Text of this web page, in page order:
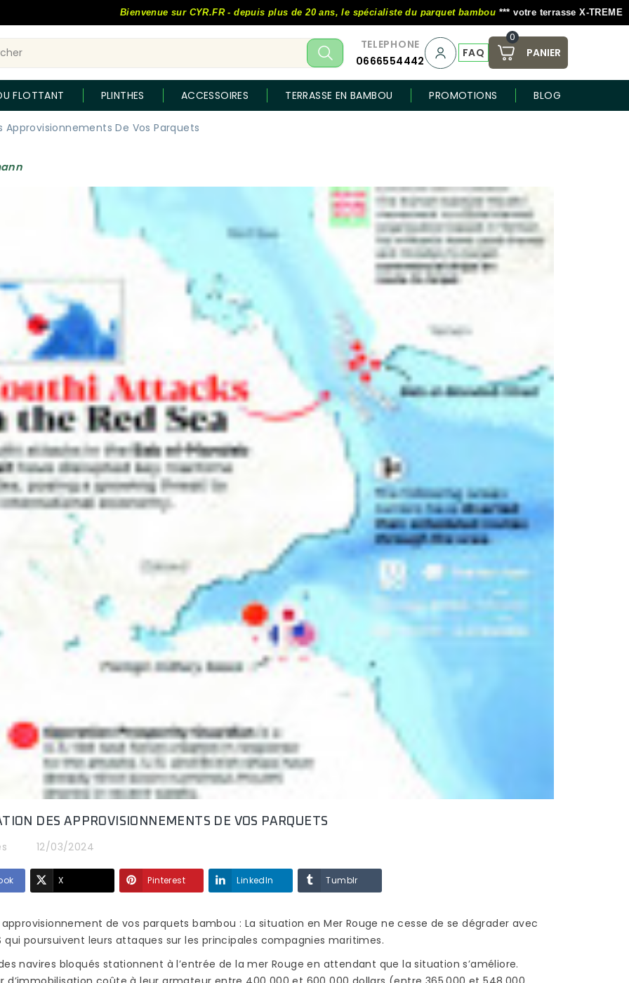
Bienvenue sur CYR.FR - depuis plus de 20 ans, le spécialiste du parquet bambou*** votre terrasse X-TREME MOSO
TELEPHONE
0666554442
FAQ
0
PANIER
FLOTTANT PLINTHES ACCESSOIRES TERRASSE EN BAMBOU PROMOTIONS BLOG
Approvisionnements De Vos Parquets
il
pieds
POURQUOI LE
PARQUET EN BAMBOU
SÉDUIT DE PLUS EN
PLUS ?
81 vues
mais les parquets en
bambou sont de plus en
plus présents dans les
maisons,...
Read more
QUELLE TERRASSE
VIEILLIT LE MIEUX ?
123 vues
Le choix du matériau
investissement que l’on
espère profiter
profitable à...
QUELLE EST LA DURÉE
DE VIE D’UNE
TERRASSE EN BOIS ?
Une terrasse bien posée
dure : La structure d’une
terrasse doit être stable
et les lames fixées...
DES APPROVISIONNEMENTS DE VOS PARQUETS
12/03/2024
X Pinterest LinkedIn Tumblr
de vos parquets bambou : La situation en Mer Rouge ne cesse de se dégrader avec
qui poursuivent leurs attaques sur les principales compagnies maritimes.
navires bloqués stationnent à l’entrée de la mer Rouge en attendant que la situation s’améliore.